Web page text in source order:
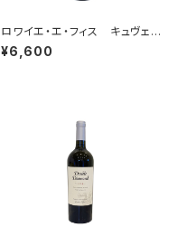
ロワイエ・エ・フィス キュヴェ・
ド・レゼルヴ NV
¥6,600